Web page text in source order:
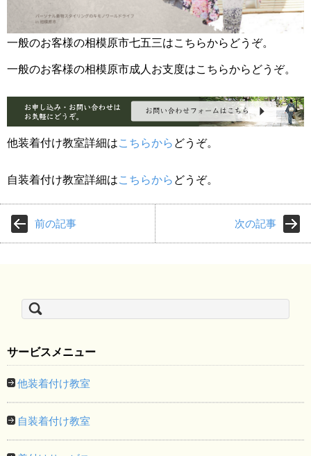
一般のお客様の相模原市七五三はこちらからどうぞ。
一般のお客様の相模原市成人お支度はこちらからどうぞ。
他装着付け教室詳細はこちらから どうぞ。
自装着付け教室詳細はこちらから どうぞ。
前の記事 次の記事
索:
サービスメニュー
他装着付け教室
自装着付け教室